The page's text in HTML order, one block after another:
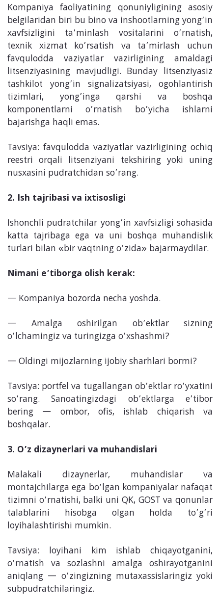
Kompaniya faoliyatining qonuniyligining asosiy
belgilaridan biri bu bino va inshootlarning yong’in
xavfsizligini ta’minlash vositalarini o’rnatish,
texnik xizmat ko’rsatish va ta’mirlash uchun
favqulodda vaziyatlar vazirligining amaldagi
litsenziyasining mavjudligi. Bunday litsenziyasiz
tashkilot yong’in signalizatsiyasi, ogohlantirish
tizimlari, yong’inga qarshi va boshqa
komponentlarni o’rnatish bo’yicha ishlarni
bajarishga haqli emas.
Tavsiya: favqulodda vaziyatlar vazirligining ochiq
reestri orqali litsenziyani tekshiring yoki uning
nusxasini pudratchidan so’rang.
2. Ish tajribasi va ixtisosligi
Ishonchli pudratchilar yong’in xavfsizligi sohasida
katta tajribaga ega va uni boshqa muhandislik
turlari bilan «bir vaqtning o’zida» bajarmaydilar.
Nimani e’tiborga olish kerak:
Kompaniya bozorda necha yoshda.
Amalga oshirilgan ob’ektlar sizning
o’lchamingiz va turingizga o’xshashmi?
Oldingi mijozlarning ijobiy sharhlari bormi?
Tavsiya: portfel va tugallangan ob’ektlar ro’yxatini
so’rang. Sanoatingizdagi ob’ektlarga e’tibor
bering — ombor, ofis, ishlab chiqarish va
boshqalar.
3. O’z dizaynerlari va muhandislari
Malakali dizaynerlar, muhandislar va
montajchilarga ega bo’lgan kompaniyalar nafaqat
tizimni o’rnatishi, balki uni QK, GOST va qonunlar
talablarini hisobga olgan holda to’g’ri
loyihalashtirishi mumkin.
Tavsiya: loyihani kim ishlab chiqayotganini,
o’rnatish va sozlashni amalga oshirayotganini
aniqlang — o’zingizning mutaxassislaringiz yoki
subpudratchilaringiz.